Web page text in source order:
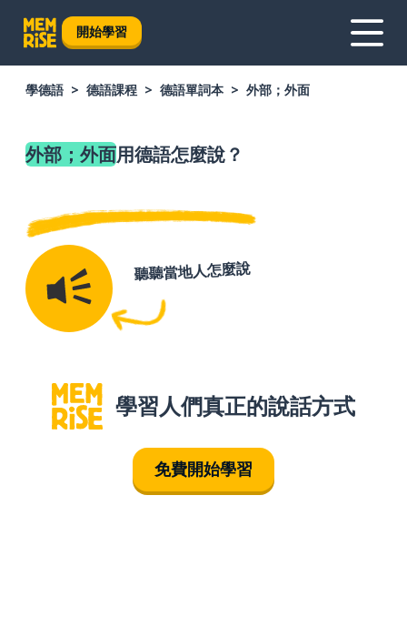
開始學習
學德語 德語課程 德語單詞本 外部；外面
外部；外面用德語怎麼說？
聽聽當地人怎麼說
學習人們真正的說話方式
免費開始學習